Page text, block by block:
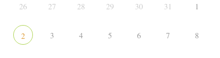
26 27 28 29 30 31 1
2 3 4 5 6 7 8